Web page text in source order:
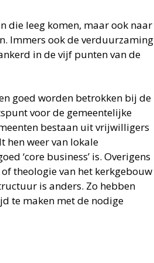
die leeg komen, maar ook naar
Immers ook de verduurzaming
in de vijf punten van de
goed worden betrokken bij de
voor de gemeentelijke
bestaan uit vrijwilligers
hen weer van lokale
‘core business’ is. Overigens
theologie van het kerkgebouw
is anders. Zo hebben
te maken met de nodige